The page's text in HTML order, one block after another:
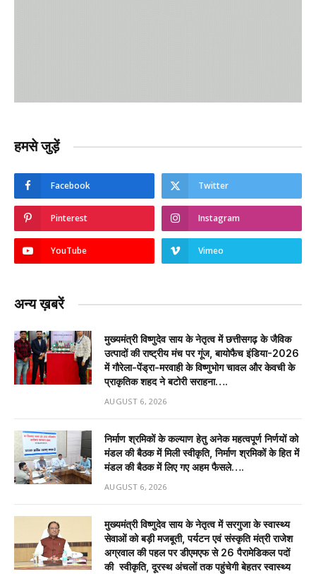
हमसे जुड़ें
Facebook Twitter
Pinterest Instagram
YouTube Vimeo
अन्य ख़बरें
मुख्यमंत्री विष्णुदेव साय के नेतृत्व में छत्तीसगढ़ के जैविक
उत्पादों की राष्ट्रीय मंच पर गूंज, बायोफैच इंडिया-2026
में गौरेला-पेंड्रा-मरवाही के विष्णुभोग चावल और केवची के
प्राकृतिक शहद ने बटोरी सराहना….
AUGUST 6, 2026
निर्माण श्रमिकों के कल्याण हेतु अनेक महत्वपूर्ण निर्णयों को
मंडल की बैठक में मिली स्वीकृति, निर्माण श्रमिकों के हित में
मंडल की बैठक में लिए गए अहम फैसले….
AUGUST 6, 2026
मुख्यमंत्री विष्णुदेव साय के नेतृत्व में सरगुजा के स्वास्थ्य
सेवाओं को बड़ी मजबूती, पर्यटन एवं संस्कृति मंत्री राजेश
अग्रवाल की पहल पर डीएमएफ से 26 पैरामेडिकल पदों
की स्वीकृति, दूरस्थ अंचलों तक पहुंचेगी बेहतर स्वास्थ्य